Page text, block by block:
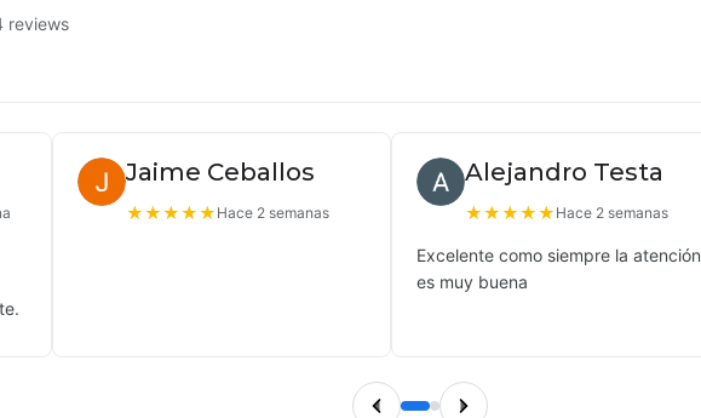
reviews
Jaime Ceballos
★★★★★ Hace 2 semanas
Alejandro Testa
★★★★★ Hace 2 semanas
Excelente como siempre la atención
es muy buena